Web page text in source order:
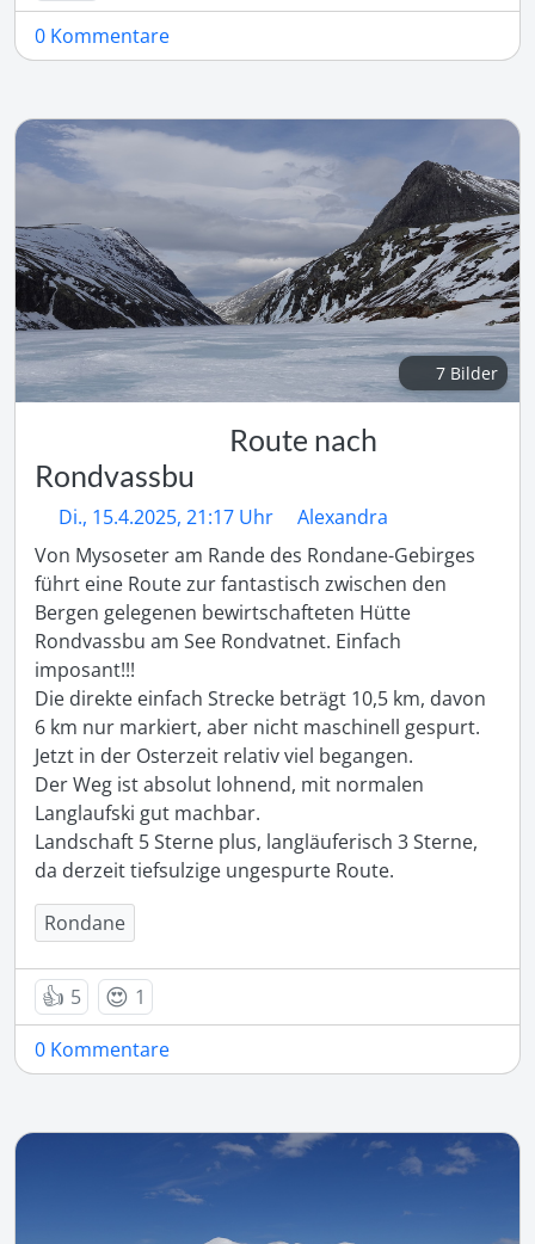
0 Kommentare
7 Bilder
Route nach
Rondvassbu
Di., 15.4.2025, 21:17 Uhr
Alexandra
Von Mysoseter am Rande des Rondane-Gebirges
führt eine Route zur fantastisch zwischen den
Bergen gelegenen bewirtschafteten Hütte
Rondvassbu am See Rondvatnet. Einfach
imposant!!!
Die direkte einfach Strecke beträgt 10,5 km, davon
6 km nur markiert, aber nicht maschinell gespurt.
Jetzt in der Osterzeit relativ viel begangen.
Der Weg ist absolut lohnend, mit normalen
Langlaufski gut machbar.
Landschaft 5 Sterne plus, langläuferisch 3 Sterne,
da derzeit tiefsulzige ungespurte Route.
Rondane
👍 5 😍 1
0 Kommentare